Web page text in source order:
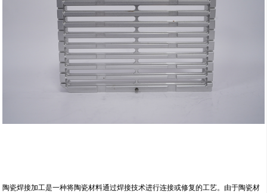
陶瓷焊接加工是一种将陶瓷材料通过焊接技术进行连接或修复的工艺。由于陶瓷材